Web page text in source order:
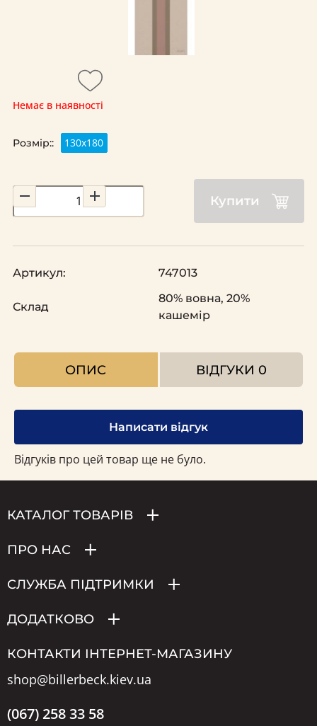
Немає в наявності
Розмір:: 130x180
Купити
Артикул: 747013
Склад
80% вовна, 20%
кашемір
ОПИС ВІДГУКИ 0
Написати відгук
Відгуків про цей товар ще не було.
КАТАЛОГ ТОВАРІВ
ПРО НАС
СЛУЖБА ПІДТРИМКИ
ДОДАТКОВО
КОНТАКТИ ІНТЕРНЕТ-МАГАЗИНУ
shop@billerbeck.kiev.ua
(067) 258 33 58